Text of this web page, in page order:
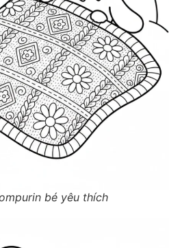
bé yêu thích